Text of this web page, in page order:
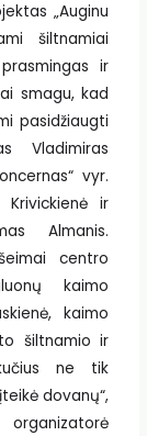
„Auginu
šiltnamiai
ir
smagu, kad
pasidžiaugti
Vladimiras
vyr.
ir
Almanis.
centro
kaimo
kaimo
šiltnamio ir
ne tik
dovanų“,